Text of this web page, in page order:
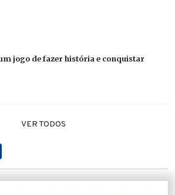
jogo de fazer história e conquistar
VER TODOS